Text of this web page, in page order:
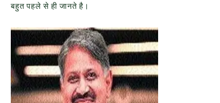
बहुत पहले से ही जानते है।